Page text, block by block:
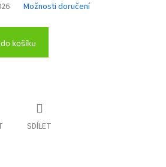
Možnosti doručení
košíku
SDÍLET